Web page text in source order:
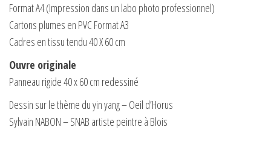
Format A4 (Impression dans un labo photo professionnel)
Cartons plumes en PVC Format A3
Cadres en tissu tendu 40 X 60 cm
Ouvre originale
Panneau rigide 40 x 60 cm redessiné
Dessin sur le thème du yin yang – Oeil d’Horus
Sylvain NABON – SNAB artiste peintre à Blois